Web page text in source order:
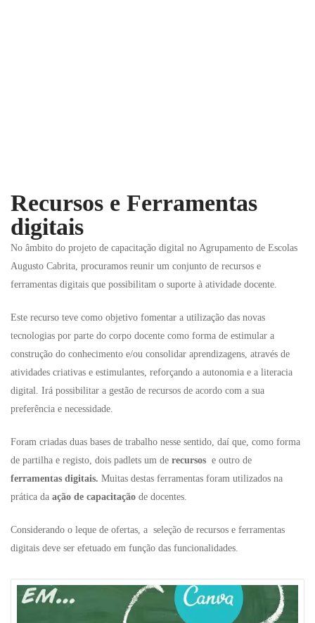
Recursos e Ferramentas
digitais
No âmbito do projeto de capacitação digital no Agrupamento de Escolas
Augusto Cabrita, procuramos reunir um conjunto de recursos e
ferramentas digitais que possibilitam o suporte à atividade docente.
Este recurso teve como objetivo fomentar a utilização das novas
tecnologias por parte do corpo docente como forma de estimular a
construção do conhecimento e/ou consolidar aprendizagens, através de
atividades criativas e estimulantes, reforçando a autonomia e a literacia
digital. Irá possibilitar a gestão de recursos de acordo com a sua
preferência e necessidade.
Foram criadas duas bases de trabalho nesse sentido, daí que, como forma
de partilha e registo, dois padlets um de recursos e outro de
ferramentas digitais. Muitas destas ferramentas foram utilizados na
prática da ação de capacitação de docentes.
Considerando o leque de ofertas, a seleção de recursos e ferramentas
digitais deve ser efetuado em função das funcionalidades.